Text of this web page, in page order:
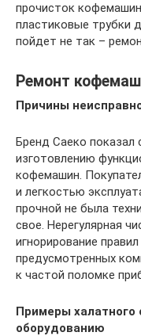
прочисток
пластиковые трубки
пойдет не так –
Ремонт
Причины
Бренд Саеко показал
изготовлению
кофемашин.
и легкостью
прочной не была
свое. Нерегулярная
игнорирование
предусмотренных
к частой поломке
Примеры халатного
оборудованию